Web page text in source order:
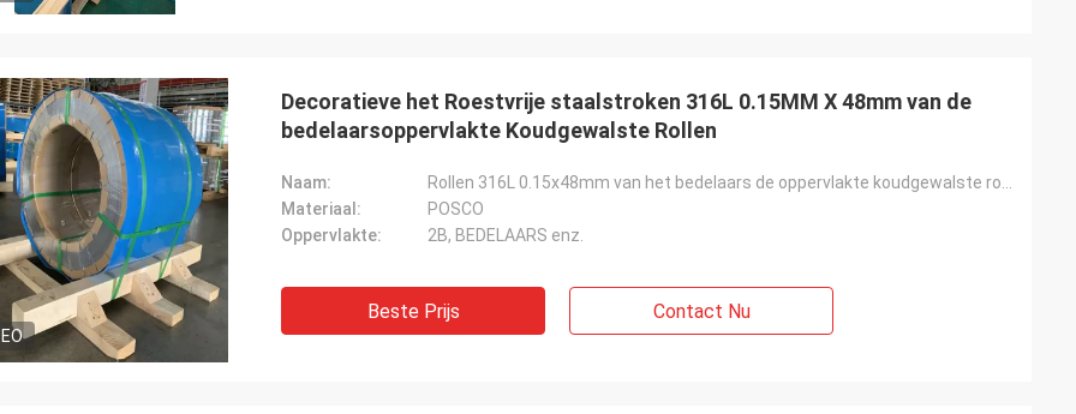
Decoratieve het Roestvrije staalstroken 316L 0.15MM X 48mm van de
bedelaarsoppervlakte Koudgewalste Rollen
Naam:
Materiaal:
POSCO
Oppervlakte:
2B, BEDELAARS enz.
Beste Prijs Contact Nu